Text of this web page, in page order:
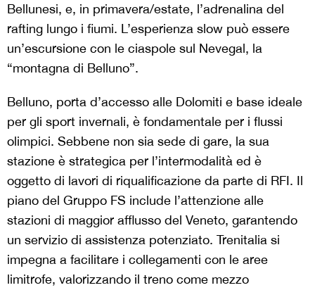
Bellunesi, e, in primavera/estate, l’adrenalina del
rafting lungo i fiumi. L’esperienza slow può essere
un’escursione con le ciaspole sul Nevegal, la
“montagna di Belluno”.
Belluno, porta d’accesso alle Dolomiti e base ideale
per gli sport invernali, è fondamentale per i flussi
olimpici. Sebbene non sia sede di gare, la sua
stazione è strategica per l’intermodalità ed è
oggetto di lavori di riqualificazione da parte di RFI. Il
piano del Gruppo FS include l’attenzione alle
stazioni di maggior afflusso del Veneto, garantendo
un servizio di assistenza potenziato. Trenitalia si
impegna a facilitare i collegamenti con le aree
limitrofe, valorizzando il treno come mezzo